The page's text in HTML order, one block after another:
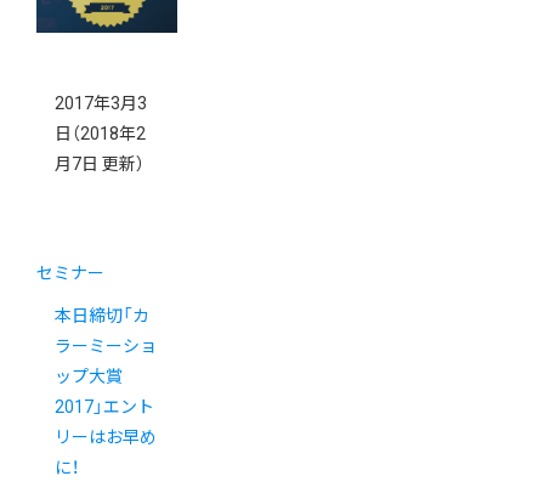
2017年3月3
日 （2018年2
月7日 更新）
セミナー
本日締切「カ
ラーミーショ
ップ大賞
2017」エント
リーはお早め
に！